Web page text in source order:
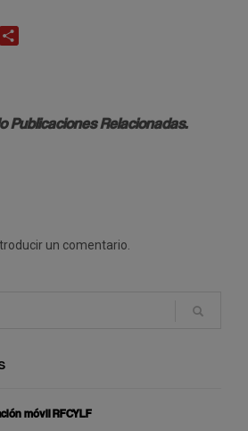
WhatsApp
Publicaciones Relacionadas.
un comentario.
móvil RFCYLF